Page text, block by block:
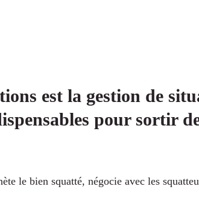
est la gestion de
pour sortir
le bien squatté, négocie avec les